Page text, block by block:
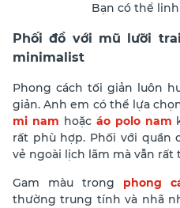
Bạn có thể
Phối đồ với mũ lưỡi
minimalist
Phong cách tối giản luôn
giản. Anh em có thể lựa
mi nam hoặc áo polo nam
rất phù hợp. Phối với quần
vẻ ngoài lịch lãm mà vẫn rất
Gam màu trong phong
thường trung tính và nhã